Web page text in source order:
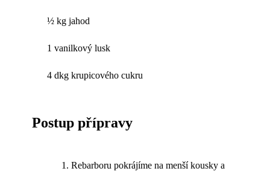
½ kg jahod
1 vanilkový lusk
4 dkg krupicového cukru
Postup přípravy
Rebarboru pokrájíme na menší kousky a